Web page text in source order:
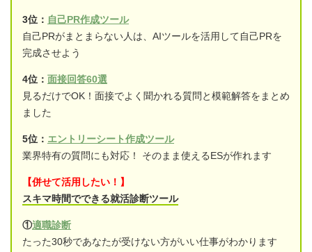
3位： 自己PR作成ツール
自己PRがまとまらない人は、AIツールを活用して自己PRを
完成させよう
4位： 面接回答60選
見るだけでOK！面接でよく聞かれる質問と模範解答をまとめ
ました
5位： エントリーシート作成ツール
業界特有の質問にも対応！ そのまま使えるESが作れます
【併せて活用したい！】
スキマ時間でできる就活診断ツール
①適職診断
たった30秒であなたが受けない方がいい仕事がわかります